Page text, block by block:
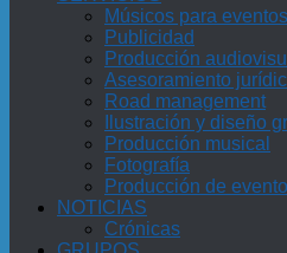
Músicos para eventos
Publicidad
Producción
Asesoramiento
Road management
Ilustración y diseño
Producción musical
Fotografía
Producción de
NOTICIAS
Crónicas